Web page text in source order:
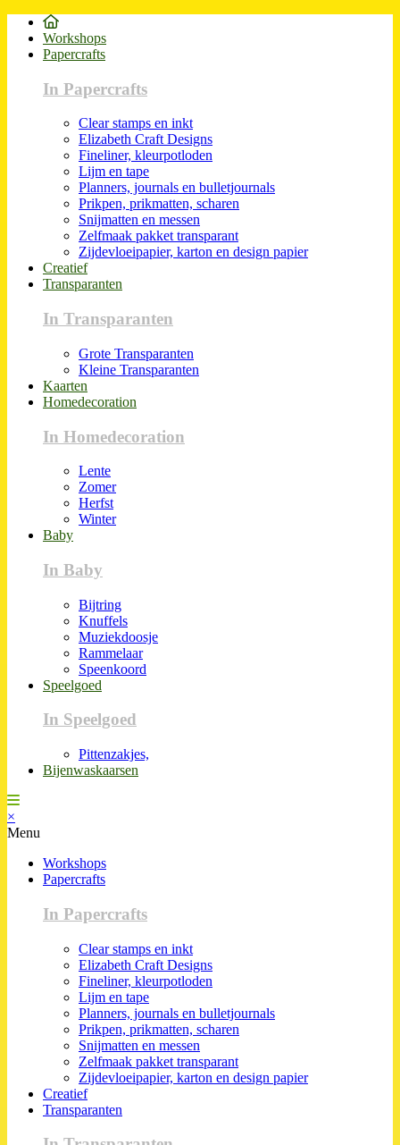
Workshops
Papercrafts
In Papercrafts
Clear stamps en inkt
Elizabeth Craft Designs
Fineliner, kleurpotloden
Lijm en tape
Planners, journals en bulletjournals
Prikpen, prikmatten, scharen
Snijmatten en messen
Zelfmaak pakket transparant
Zijdevloeipapier, karton en design papier
Creatief
Transparanten
In Transparanten
Grote Transparanten
Kleine Transparanten
Kaarten
Homedecoration
In Homedecoration
Lente
Zomer
Herfst
Winter
Baby
In Baby
Bijtring
Knuffels
Muziekdoosje
Rammelaar
Speenkoord
Speelgoed
In Speelgoed
Pittenzakjes,
Bijenwaskaarsen
×
Menu
Workshops
Papercrafts
In Papercrafts
Clear stamps en inkt
Elizabeth Craft Designs
Fineliner, kleurpotloden
Lijm en tape
Planners, journals en bulletjournals
Prikpen, prikmatten, scharen
Snijmatten en messen
Zelfmaak pakket transparant
Zijdevloeipapier, karton en design papier
Creatief
Transparanten